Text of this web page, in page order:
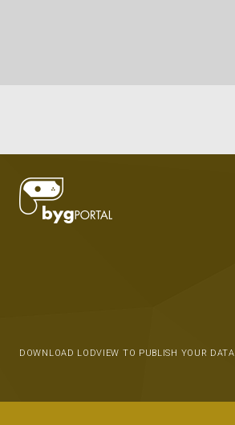
DOWNLOAD LODVIEW TO PUBLISH YOUR DATA